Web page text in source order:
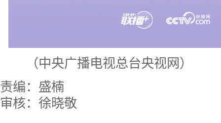
（中央广播电视总台央视网）
责编：盛楠
审核：徐晓敬